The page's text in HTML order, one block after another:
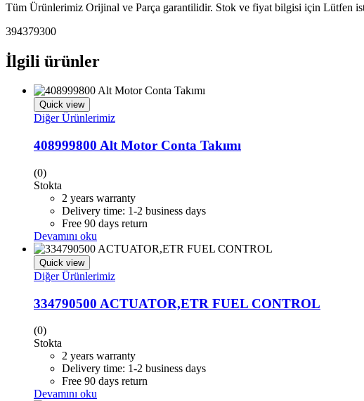
Tüm Ürünlerimiz Orijinal ve Parça garantilidir. Stok ve fiyat bilgisi için Lütfen
394379300
İlgili ürünler
Quick view
Diğer Ürünlerimiz
408999800 Alt Motor Conta Takımı
(0)
Stokta
2 years warranty
Delivery time: 1-2 business days
Free 90 days return
Devamını oku
Quick view
Diğer Ürünlerimiz
334790500 ACTUATOR,ETR FUEL CONTROL
(0)
Stokta
2 years warranty
Delivery time: 1-2 business days
Free 90 days return
Devamını oku